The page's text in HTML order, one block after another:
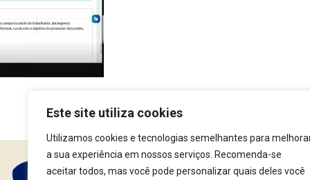
Este site utiliza cookies
Utilizamos cookies e tecnologias semelhantes para
a sua experiência em nossos serviços. Recomenda-se
aceitar todos, mas você pode personalizar quais deles você